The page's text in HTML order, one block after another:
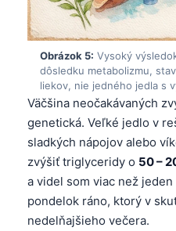
Obrázok 5: Vysoký
dôsledku metabolizmu,
liekov, nie jedného jedla s
Väčšina neočakávaných
genetická. Veľké jedlo v
sladkých nápojov alebo
zvýšiť triglyceridy o 50 –
a videl som viac než
pondelok ráno, ktorý v
nedelňajšieho večera.
Afrikaans
Монгол
ພາສາລາວ
Basa Jawa
Cebuano
ئۇيغۇرچە
Кыргызча
Татар теле
Беларуская мова